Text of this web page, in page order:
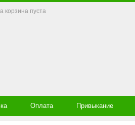
корзина пуста
Оплата Привыкание